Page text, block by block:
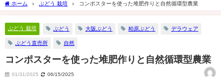
ホーム ぶどう 栽培 コンポスターを使った堆肥作りと自然循環型農業
ぶどう 栽培 ぶどう 大阪ぶどう 柏原ぶどう デラウェア
ぶどう直売所 自然
コンポスターを使った堆肥作りと自然循環型農業
01/31/2025 06/15/2025